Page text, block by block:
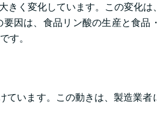
きく変化しています。この変化
因は、食品リン酸の生産と食品
す。
ています。この動きは、製造業